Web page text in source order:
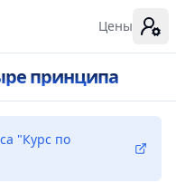
Цены
принципа
"Курс по